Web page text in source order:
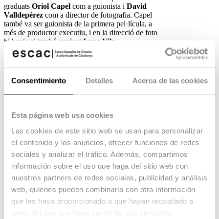
Consentimiento Detalles Acerca de las cookies
Esta página web usa cookies
Las cookies de este sitio web se usan para personalizar
el contenido y los anuncios, ofrecer funciones de redes
sociales y analizar el tráfico. Además, compartimos
información sobre el uso que haga del sitio web con
nuestros partners de redes sociales, publicidad y análisis
web, quienes pueden combinarla con otra información
que les haya proporcionado o que hayan recopilado a
graduats Oriol Capel com a guionista i David
Valldepérez com a director de fotografia. Capel
també va ser guionista de la primera pel·lícula, a
més de productor executiu, i en la direcció de foto
hi havia el també graduat Isaac Vila
Aquesta és l’òpera prima de Caballero, que fins el
moment havia dirigit sèries de televisió comCites
Valldepérez, graduat a l’escola en l’especialitat
de fotografia, aquesta és la seva segona pel·lícula
bah
, dirigida per la graduada Patricia Font
Valldepérez, igual que Caballero i Font, ha
treballat en els últims anys en sèries de televisió
Polseres vermelles, Cites i Benvinguts a la
familia.
Capel ha escrit llargmetratges com
Lo mejor de
de Roser Aguilar, Fuera de carta,No lo
llames amor llámalo XiVillaviciosa de al lado.
En sèries, Capel ha estat als equips de guió d’
Aída, 7 vidas, Arròs covat
Fenómenos